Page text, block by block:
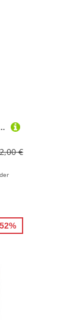
DEN (1 St) mit starker Kompression & Shaping-Effekt
€